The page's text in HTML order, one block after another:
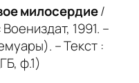
милосердие/
1991. –
– Текст :
ф.1)